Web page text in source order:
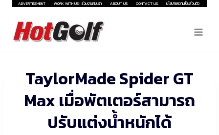
Skip
content
ADVERTISEMENT WORK WITH US | ร่วมงานกับเรา ABOUT US CONTACT US นโยบายความเป็นส่วนตัว
TaylorMade Spider GT
Max เมื่อพัตเตอร์สามารถ
ปรับแต่งน้ำหนักได้